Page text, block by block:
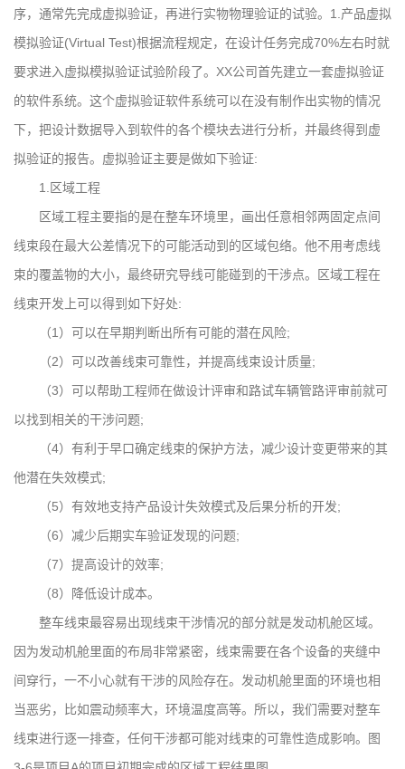
序，通常先完成虚拟验证，再进行实物物理验证的试验。1.产品虚拟
模拟验证(Virtual Test)根据流程规定，在设计任务完成70%左右时就
要求进入虚拟模拟验证试验阶段了。XX公司首先建立一套虚拟验证
的软件系统。这个虚拟验证软件系统可以在没有制作出实物的情况
下，把设计数据导入到软件的各个模块去进行分析，并最终得到虚
拟验证的报告。虚拟验证主要是做如下验证:
1.区域工程
区域工程主要指的是在整车环境里，画出任意相邻两固定点间
线束段在最大公差情况下的可能活动到的区域包络。他不用考虑线
束的覆盖物的大小，最终研究导线可能碰到的干涉点。区域工程在
线束开发上可以得到如下好处:
（1）可以在早期判断出所有可能的潜在风险;
（2）可以改善线束可靠性，并提高线束设计质量;
（3）可以帮助工程师在做设计评审和路试车辆管路评审前就可
以找到相关的干涉问题;
（4）有利于早口确定线束的保护方法，减少设计变更带来的其
他潜在失效模式;
（5）有效地支持产品设计失效模式及后果分析的开发;
（6）减少后期实车验证发现的问题;
（7）提高设计的效率;
（8）降低设计成本。
整车线束最容易出现线束干涉情况的部分就是发动机舱区域。
因为发动机舱里面的布局非常紧密，线束需要在各个设备的夹缝中
间穿行，一不小心就有干涉的风险存在。发动机舱里面的环境也相
当恶劣，比如震动频率大，环境温度高等。所以，我们需要对整车
线束进行逐一排查，任何干涉都可能对线束的可靠性造成影响。图